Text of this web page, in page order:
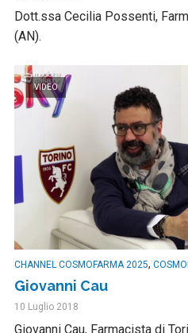
Dott.ssa Cecilia Possenti,
(AN).
VIDEO
CHANNEL COSMOFARMA 2025,
Giovanni Cau
10 Luglio 2018
Giovanni Cau, Farmacista di